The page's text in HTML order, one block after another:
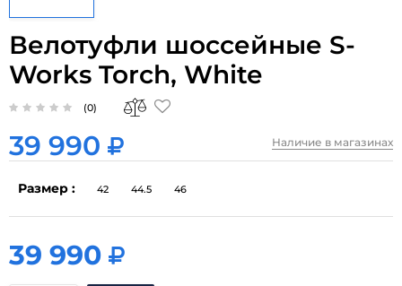
Велотуфли шоссейные S-
Works Torch, White
(0)
39 990 Наличие в магазинах
Размер : 42 44.5 46
39 990
39 990